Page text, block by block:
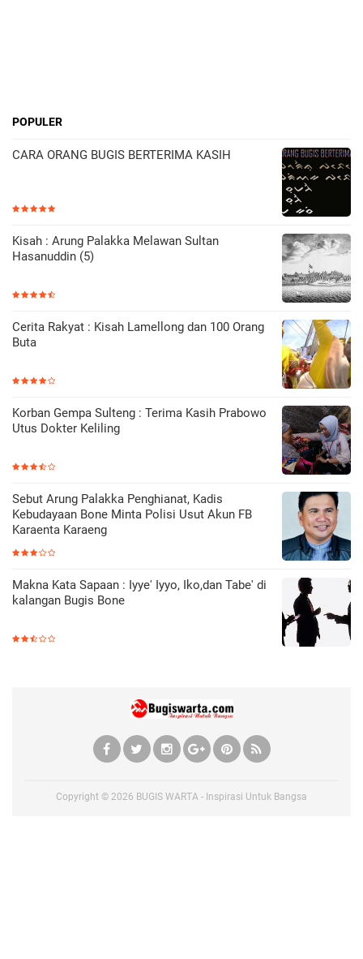
POPULER
CARA ORANG BUGIS BERTERIMA KASIH
Kisah : Arung Palakka Melawan Sultan
Hasanuddin (5)
Cerita Rakyat : Kisah Lamellong dan 100 Orang
Buta
Korban Gempa Sulteng : Terima Kasih Prabowo
Utus Dokter Keliling
Sebut Arung Palakka Penghianat, Kadis
Kebudayaan Bone Minta Polisi Usut Akun FB
Karaenta Karaeng
Makna Kata Sapaan : Iyye' Iyyo, Iko,dan Tabe' di
kalangan Bugis Bone
Copyright © 2026 BUGIS WARTA - Inspirasi Untuk Bangsa